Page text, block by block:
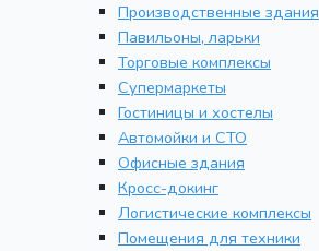
Производственные здания
Павильоны, ларьки
Торговые комплексы
Супермаркеты
Гостиницы и хостелы
Автомойки и СТО
Офисные здания
Кросс-докинг
Логистические комплексы
Помещения для техники